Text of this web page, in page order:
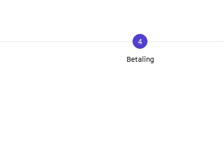
4
Betaling